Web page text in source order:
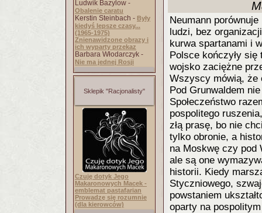
Ludwik Bazylow -
Obalenie caratu
Kerstin Steinbach - Były
kiedyś lepsze czasy...
(1965-1975)
Znienawidzone obrazy i
ich wyparty przekaz
Barbara Włodarczyk -
Nie ma jednej Rosji
Sklepik "Racjonalisty"
Czuję dotyk Jego
Makaronowych Macek -
emblemat pastafarian
Prowadzę się rozumnie
(dla kierowców)
Neumann
ludzi, bez
kurwa spartanami i
Polsce kończyły
wojsko zaciężne
Wszyscy mówią, że
Pod Grunwaldem
Społeczeństwo
pospolitego
złą prasę, bo nie
tylko obronie, a
na Moskwę czy pod
ale są one
historii. Kiedy
Styczniowego,
powstaniem
oparty na